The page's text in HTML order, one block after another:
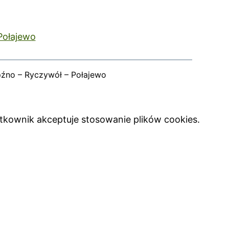
– Ryczywół – Połajewo
akceptuje stosowanie plików cookies.